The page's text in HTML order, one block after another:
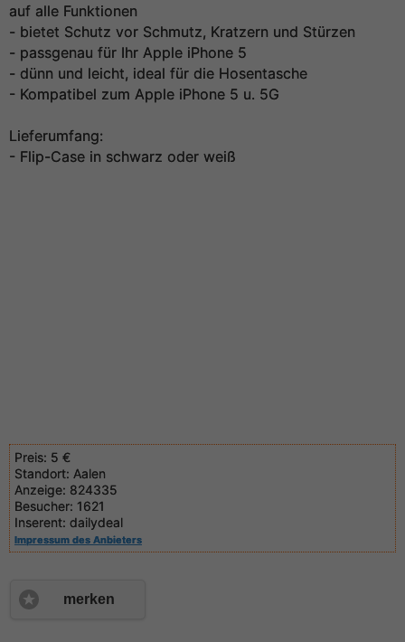
auf alle Funktionen
- bietet Schutz vor Schmutz, Kratzern und Stürzen
- passgenau für Ihr Apple iPhone 5
- dünn und leicht, ideal für die Hosentasche
- Kompatibel zum Apple iPhone 5 u. 5G
Lieferumfang:
- Flip-Case in schwarz oder weiß
Preis: 5 €
Standort: Aalen
Anzeige: 824335
Besucher: 1621
Inserent: dailydeal
Impressum des Anbieters
merken